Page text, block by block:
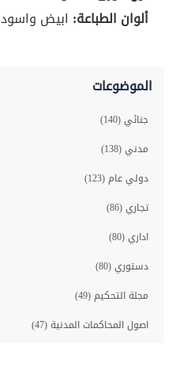
ألوان الطباعة: ابيض واسود
الموضوعات
جنائي (140)
مدني (138)
دولي عام (123)
تجاري (86)
اداري (80)
دستوري (80)
مجلة التحكيم (49)
اصول المحاكمات المدنية (47)